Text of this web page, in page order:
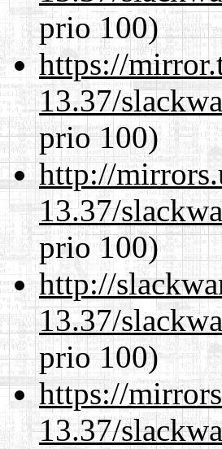
prio 100)
https://
13.37/
prio 100)
http://
13.37/
prio 100)
http://
13.37/
prio 100)
https://
13.37/